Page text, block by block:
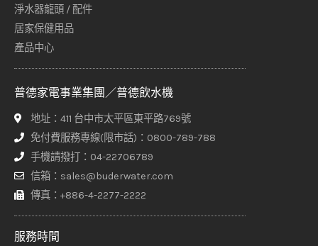
淨水器龍頭 / 配件
居家保健用品
產品中心
普德家電事業集團／普德飲水機
地址：411 台中市太平區東平路769號
免付費服務專線(限市話)：0800-789-788
手機請撥打：04-22706789
信箱：sales@buderwater.com
傳真：+886-4-2277-2222
服務時間